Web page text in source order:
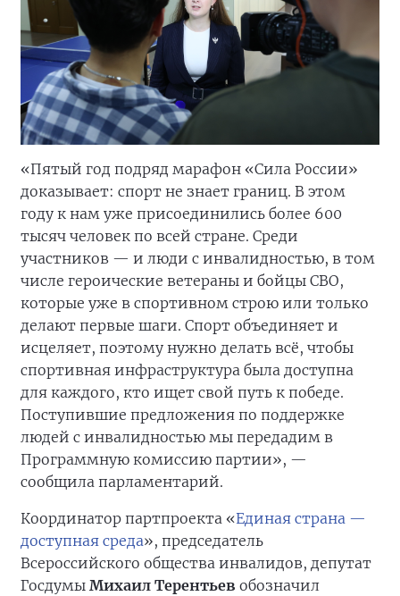
«Пятый год подряд марафон «Сила России»
доказывает: спорт не знает границ. В этом
году к нам уже присоединились более 600
тысяч человек по всей стране. Среди
участников — и люди с инвалидностью, в том
числе героические ветераны и бойцы СВО,
которые уже в спортивном строю или только
делают первые шаги. Спорт объединяет и
исцеляет, поэтому нужно делать всё, чтобы
спортивная инфраструктура была доступна
для каждого, кто ищет свой путь к победе.
Поступившие предложения по поддержке
людей с инвалидностью мы передадим в
Программную комиссию партии», —
сообщила парламентарий.
Координатор партпроекта «Единая страна —
доступная среда», председатель
Всероссийского общества инвалидов, депутат
Госдумы Михаил Терентьев обозначил